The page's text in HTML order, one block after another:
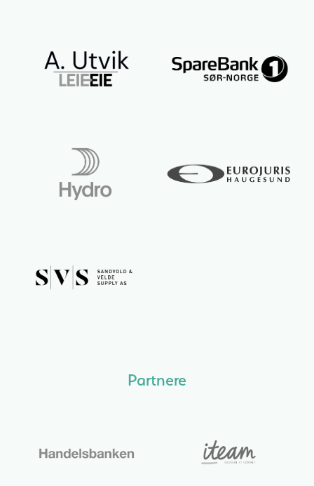
Partnere